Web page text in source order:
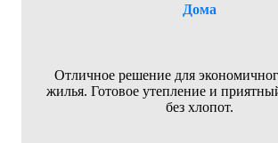
Дома
Отличное решение для
жилья. Готовое утепление и
без хлопот.